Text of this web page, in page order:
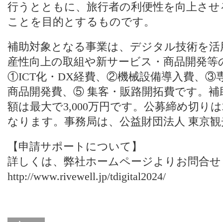
行うとともに、旅行者の利便性を向上さ
ことを目的とするものです。
補助対象となる事業は、デジタル技術を
産性向上の取組や新サービス・商品開発
①ICT化・DX経費、②機械設備導入費、③
商品開発費、⑤ 集客・販路開拓費です。
額は最大で3,000万円です。公募締め切り
なります。事務局は、公益財団法人 東京
【申請サポートについて】
詳しくは、 弊社ホームページよりお問合
http://www.rivewell.jp/tdigital2024/